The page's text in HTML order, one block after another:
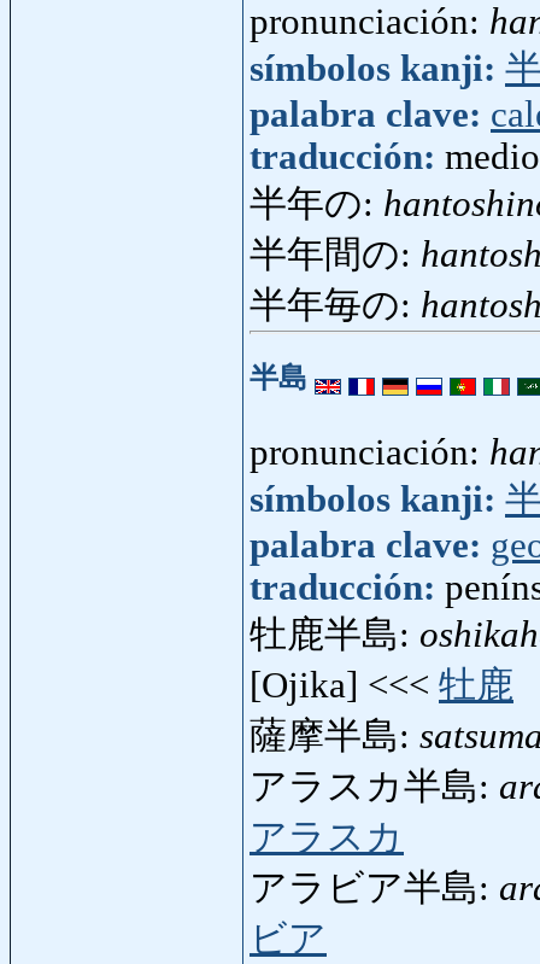
pronunciación:
símbolos kanji:
palabra clave:
traducción:
半年の:
半年間の:
半年毎の:
半島
pronunciación:
símbolos kanji:
palabra clave:
traducción:
牡鹿半島:
[Ojika] <<< 牡鹿
薩摩半島:
アラスカ半島:
アラスカ
アラビア半島:
ビア